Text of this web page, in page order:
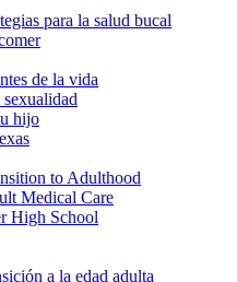
para la salud bucal
de la vida
hijo
to Adulthood
Medical Care
High School
a la edad adulta